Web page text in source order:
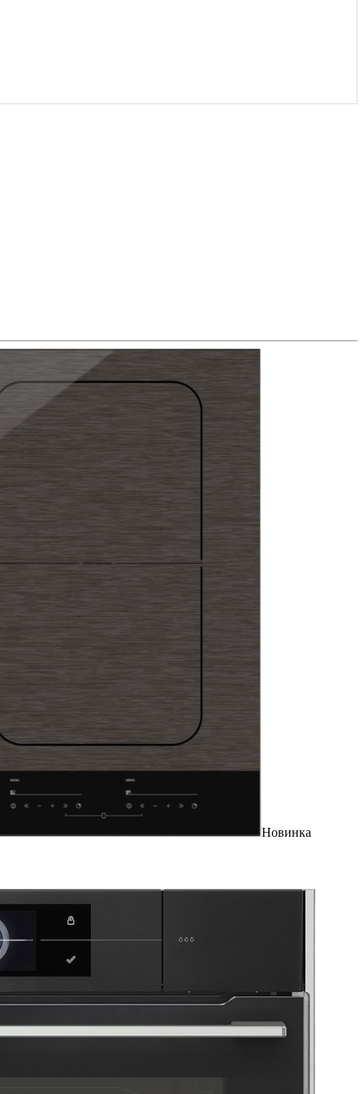
Новинка